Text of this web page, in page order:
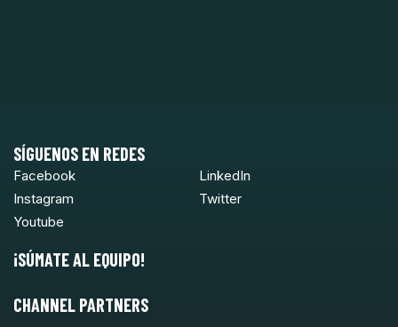
SÍGUENOS EN REDES
Facebook
LinkedIn
Instagram
Twitter
Youtube
¡SÚMATE AL EQUIPO!
CHANNEL PARTNERS